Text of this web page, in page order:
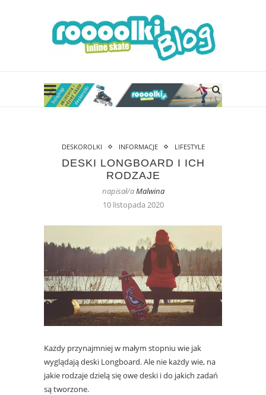
DESKOROLKI INFORMACJE LIFESTYLE
DESKI LONGBOARD I ICH
RODZAJE
napisał/aMalwina
10 listopada 2020
Każdy przynajmniej w małym stopniu wie jak
wyglądają deski Longboard. Ale nie każdy wie, na
jakie rodzaje dzielą się owe deski i do jakich zadań
są tworzone.